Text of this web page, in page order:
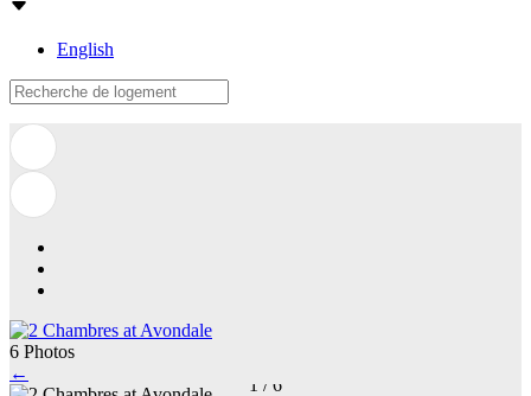
English
6 Photos
←
1 / 6